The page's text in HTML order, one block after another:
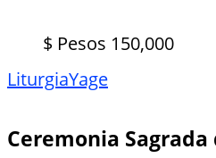
$ Pesos 150,000
LiturgiaYage
Ceremonia Sagrada